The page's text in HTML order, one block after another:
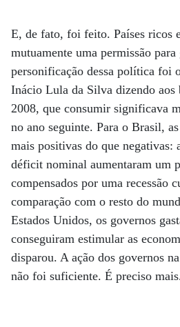
E, de fato, foi feito. Países ricos
mutuamente uma permissão
personificação dessa política foi
Inácio Lula da Silva dizendo
2008, que consumir significava
no ano seguinte. Para o Brasil,
mais positivas do que negativas:
déficit nominal aumentaram um
compensados por uma recessão
comparação com o resto do
Estados Unidos, os governos
conseguiram estimular as
disparou. A ação dos governos
não foi suficiente. É preciso